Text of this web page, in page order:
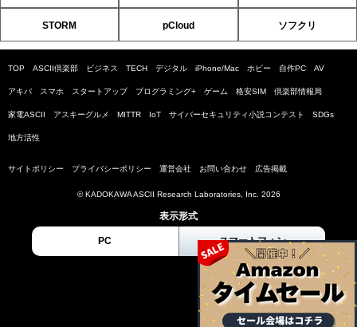
STORM pCloud ソフクリ
TOP ASCII倶楽部 ビジネス TECH デジタル iPhone/Mac ホビー 自作PC AV
アキバ スマホ スタートアップ プログラミング+ ゲーム 格安SIM 倶楽部情報局
家電ASCII アスキーグルメ MITTR IoT サイバーセキュリティ小説コンテスト SDGs
地方活性
サイトポリシー プライバシーポリシー 運営会社 お問い合わせ 広告掲載
© KADOKAWA ASCII Research Laboratories, Inc. 2026
表示形式
PC スマートフォン